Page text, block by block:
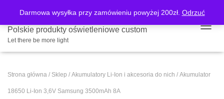
Darmowa wysyłka przy zamówieniu powyżej 200zł. Odrzuć
Polskie produkty oświetleniowe custom
Let there be more light
Strona główna / Sklep / Akumulatory Li-Ion i akcesoria do nich / Akumulator
18650 Li-Ion 3,6V Samsung 3500mAh 8A